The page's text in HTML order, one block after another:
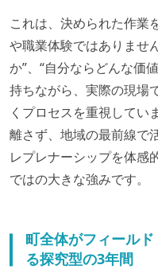
これは、決められた作業
や職業体験ではありませ
か”、“自分ならどんな価
持ちながら、実際の現場
くプロセスを重視してい
離さず、地域の最前線で
レプレナーシップを体感
ではの大きな強みです。
町全体がフィール
る探究型の3年間